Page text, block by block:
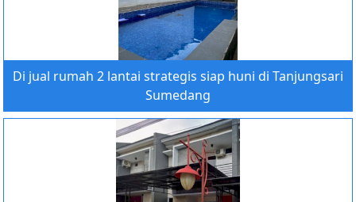
Di jual rumah 2 lantai strategis siap huni di Tanjungsari
Sumedang